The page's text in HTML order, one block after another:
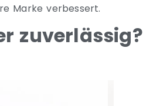
Marke verbessert.
zuverlässig?